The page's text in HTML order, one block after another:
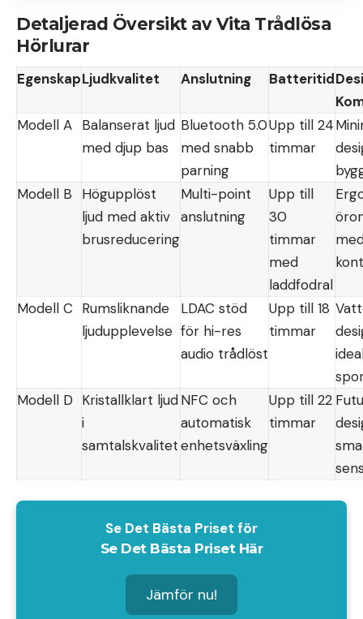
Detaljerad Översikt av Vita Trådlösa
Hörlurar
EgenskapLjudkvalitet Anslutning Batteritid
Modell A Balanserat ljud
med djup bas
Bluetooth 5.0
med snabb
parning
Upp till 24
timmar
Modell B
Högupplöst
ljud med aktiv
brusreducering
Multi-point
anslutning
Upp till
30
timmar
med
laddfodral
Modell C Rumsliknande
ljudupplevelse
LDAC stöd
för hi-res
audio trådlöst
Upp till 18
timmar
Modell D Kristallklart ljud
i
samtalskvalitet
NFC och
automatisk
enhetsväxling
Upp till 22
timmar
Se Det Bästa Priset för
Se Det Bästa Priset Här
Jämför nu!